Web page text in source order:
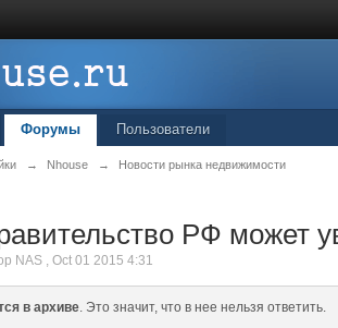
Форумы Пользователи
→ Nhouse → Новости рынка недвижимости
РФ может
NAS ,Oct 01 2015 4:31
в архиве. Это значит, что в нее нельзя ответить.